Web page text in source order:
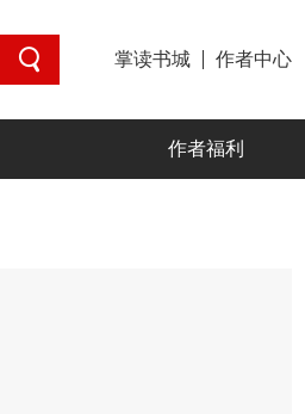
掌读书城 作者中心
作者福利